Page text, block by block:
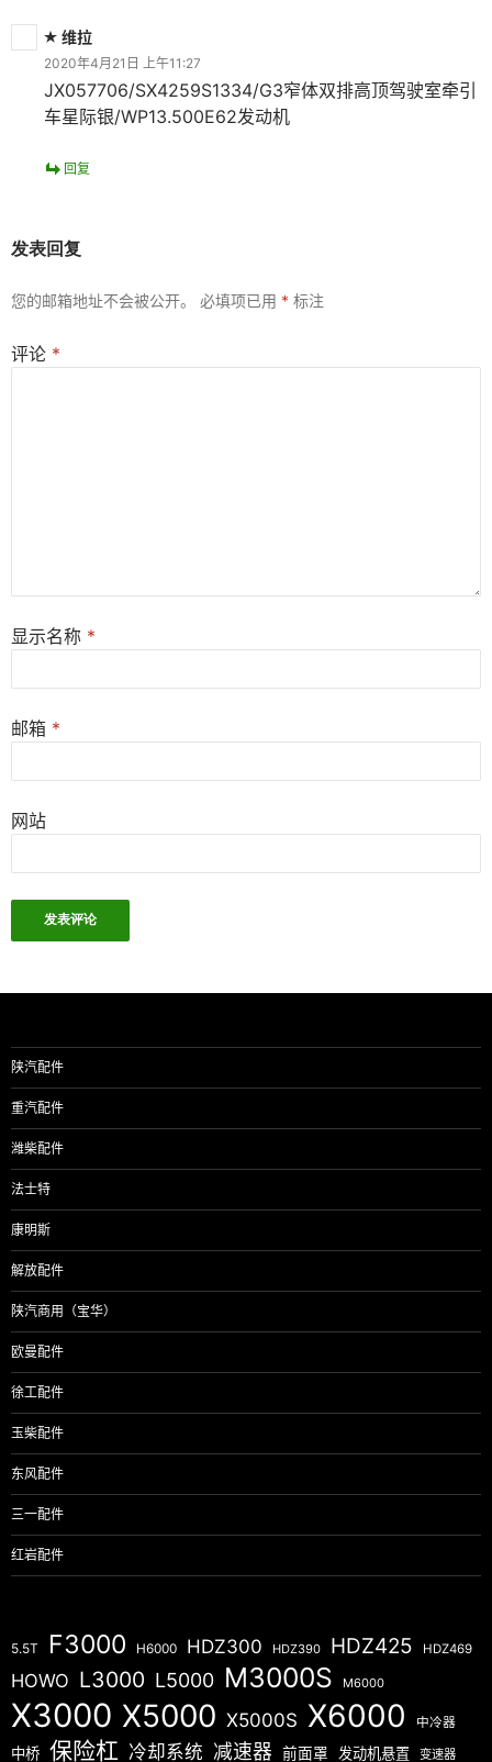
维拉
2020年4月21日 上午11:27
JX057706/SX4259S1334/G3窄体双排高顶驾驶室牵引
车星际银/WP13.500E62发动机
回复
发表回复
您的邮箱地址不会被公开。 必填项已用 * 标注
评论 *
显示名称 *
邮箱 *
网站
陕汽配件
重汽配件
潍柴配件
法士特
康明斯
解放配件
陕汽商用（宝华）
欧曼配件
徐工配件
玉柴配件
东风配件
三一配件
红岩配件
5.5T F3000 H6000 HDZ300 HDZ390 HDZ425 HDZ469
HOWO L3000 L5000 M3000S M6000
X3000 X5000 X5000S X6000 中冷器
中桥 保险杠 冷却系统 减速器 前面罩 发动机悬置 变速器